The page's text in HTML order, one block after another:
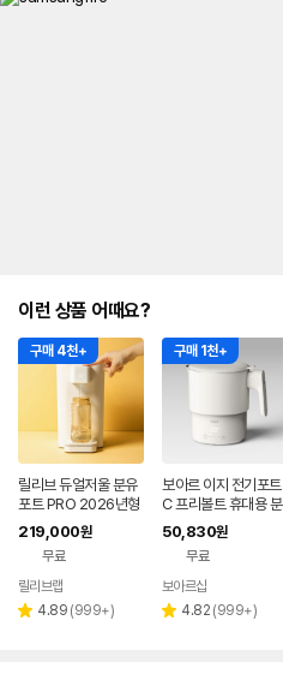
이런 상품 어때요?
구매 4천+
릴리브 듀얼저울 분유
포트 PRO 2026년형
219,000원
무료
릴리브랩
별 4.89 리
(999+)
구매 1천+
보아르 이지 전기포트
C 프리볼트 휴대용 분
유포트 접이식 여행용
커피 햇반 SUS316
50,830원
무료
페이
보아르샵
별 4.82 리
(999+)